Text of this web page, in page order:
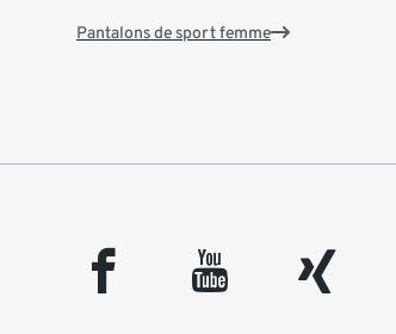
Pantalons de sport femme
facebook youtube xing